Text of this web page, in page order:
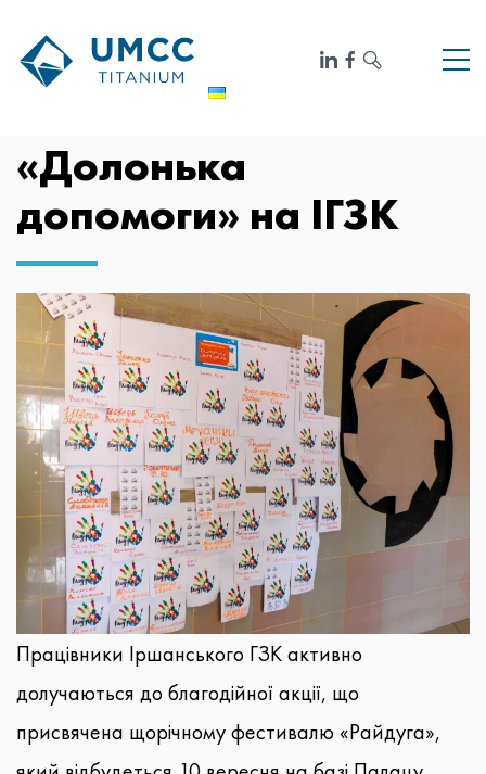
«Долонька
допомоги» на ІГЗК
Працівники Іршанського ГЗК активно
долучаються до благодійної акції, що
присвячена щорічному фестивалю «Райдуга»,